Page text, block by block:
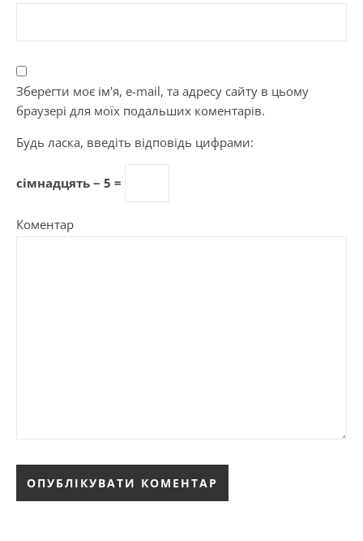
Зберегти моє ім'я, e-mail, та адресу сайту в цьому
браузері для моїх подальших коментарів.
Будь ласка, введіть відповідь цифрами:
сімнадцять − 5 =
Коментар